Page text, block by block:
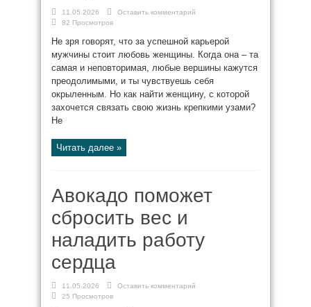
11.05.2026
Оставить комментарий
82 Просмотров
Не зря говорят, что за успешной карьерой
мужчины стоит любовь женщины. Когда она – та
самая и неповторимая, любые вершины кажутся
преодолимыми, и ты чувствуешь себя
окрыленным. Но как найти женщину, с которой
захочется связать свою жизнь крепкими узами?
Не
Читать далее »
Авокадо поможет
сбросить вес и
наладить работу
сердца
11.05.2026
Оставить комментарий
25 Просмотров